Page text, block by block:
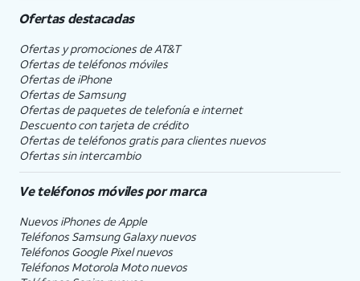
Ofertas destacadas
Ofertas y promociones deAT&T
Ofertas de teléfonos móviles
Ofertas deiPhone
Ofertas de Samsung
Ofertas de paquetes de telefonía e internet
Descuento con tarjeta de crédito
Ofertas de teléfonos gratis para clientes nuevos
Ofertas sin intercambio
Ve teléfonos móviles por marca
Nuevos iPhones de Apple
Teléfonos Samsung Galaxy nuevos
Teléfonos Google Pixel nuevos
Teléfonos Motorola Moto nuevos